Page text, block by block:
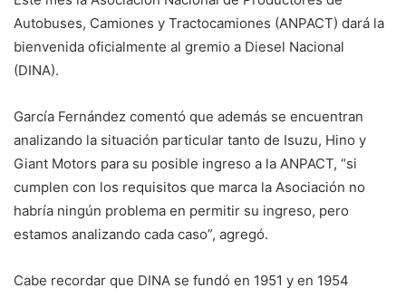
Autobuses, Camiones y Tractocamiones (ANPACT) dará la
bienvenida oficialmente al gremio a Diesel Nacional
(DINA).
García Fernández comentó que además se encuentran
analizando la situación particular tanto de Isuzu, Hino y
Giant Motors para su posible ingreso a la ANPACT, “si
cumplen con los requisitos que marca la Asociación no
habría ningún problema en permitir su ingreso, pero
estamos analizando cada caso”, agregó.
Cabe recordar que DINA se fundó en 1951 y en 1954